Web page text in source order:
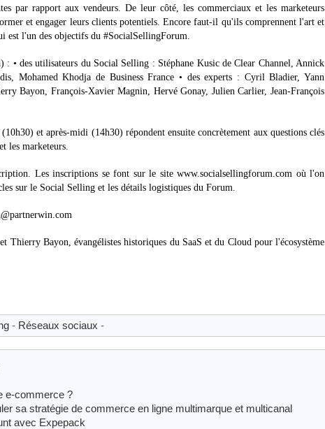
par rapport aux vendeurs. De leur côté, les commerciaux et les marketeurs
et engager leurs clients potentiels. Encore faut-il qu'ils comprennent l'art et
est l'un des objectifs du #SocialSellingForum.
: • des utilisateurs du Social Selling : Stéphane Kusic de Clear Channel, Annick
Mohamed Khodja de Business France • des experts : Cyril Bladier, Yann
Bayon, François-Xavier Magnin, Hervé Gonay, Julien Carlier, Jean-François
et après-midi (14h30) répondent ensuite concrètement aux questions clés
les marketeurs.
Les inscriptions se font sur le site www.socialsellingforum.com où l'on
sur le Social Selling et les détails logistiques du Forum.
Bayon, évangélistes historiques du SaaS et du Cloud pour l'écosystème
- Réseaux sociaux -
e-commerce ?
sa stratégie de commerce en ligne multimarque et multicanal
avec Expepack